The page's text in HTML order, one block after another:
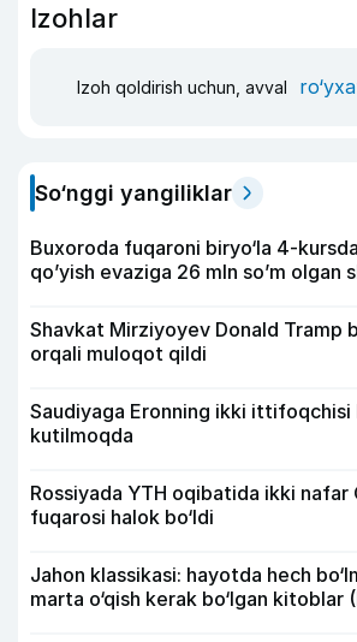
Izohlar
Izoh qoldirish uchun, avval
So‘nggi yangiliklar
Buxoroda fuqaroni biryo‘la 4-
qo’yish evaziga 26 mln so’m olgan
Shavkat Mirziyoyev Donald Tramp
orqali muloqot qildi
Saudiyaga Eronning ikki ittifoqchisi
kutilmoqda
Rossiyada YTH oqibatida ikki nafar
fuqarosi halok bo‘ldi
Jahon klassikasi: hayotda hech
marta o‘qish kerak bo‘lgan kitoblar